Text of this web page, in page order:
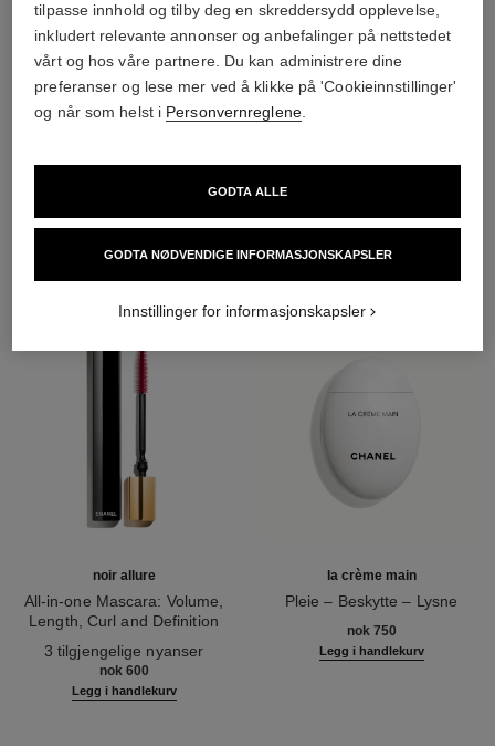
noir allure
All-in-one Mascara: Volume,
Length, Curl and Definition
3 tilgjengelige nyanser
nok 600
Legg i handlekurv
la crème main
Pleie – Beskytte – Lysne
nok 750
Legg i handlekurv
tilpasse innhold og tilby deg en skreddersydd opplevelse,
inkludert relevante annonser og anbefalinger på nettstedet
vårt og hos våre partnere. Du kan administrere dine
preferanser og lese mer ved å klikke på 'Cookieinnstillinger'
og når som helst i Personvernreglene.
GODTA NØDVENDIGE INFORMASJONSKAPSLER
GODTA ALLE
Innstillinger for informasjonskapsler